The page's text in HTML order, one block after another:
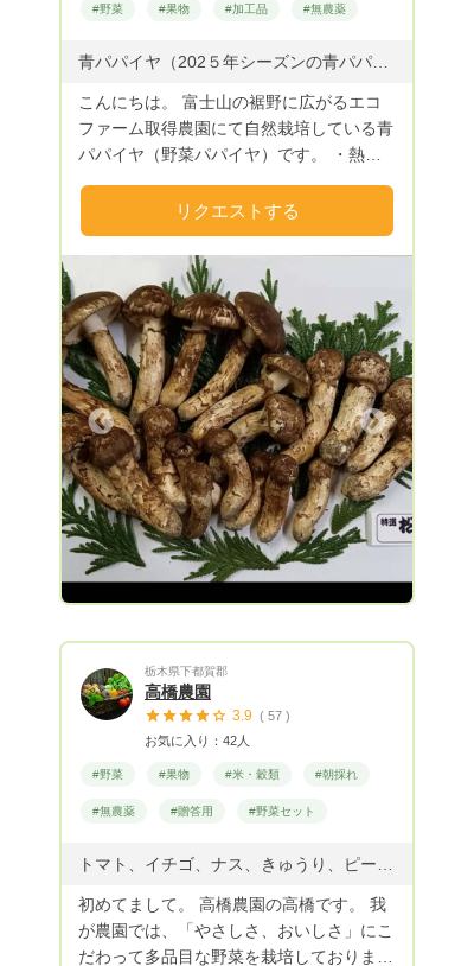
#野菜 #果物 #加工品 #無農薬
こんにちは。 富士山の裾野に広がるエコ
ファーム取得農園にて自然栽培している青
パパイヤ（野菜パパイヤ）です。 ・熱
培可能な国産パパイヤ ・エコファーム取
得農園による無農薬栽培 ・栄養価は一般
に南国で栽培されているパパイヤと同等
・個人消費者でも使い切り可能な大きさの
果実 以上が、私ども農園の青パパイヤの
特徴です。 実の大きさは8００g〜1200g
です。 パパイン酵素や抗酸化ポリフェノ
ールなど健康栄養素がいっぱい詰まった青
パパイヤをどうぞ！！ スーパーフードラ
ンキング1位です！
https://kyodonewsprwire.jp/release/20210
6116142 ＊＊＊２０２３年フェイジョア
の収穫が始まりました。 1１月より、ポリ
フェノール、ビタミン豊富で南米原産スー
パーフルーツと言われるフェイジョアもお
す👩🏻‍🌾🍋 お待たせいたしました！ パパ
イヤリーフ（葉）パウダーを販売開始いた
しました。（数量限定） ＜お得な、健康
ーフパウダー１パック ３,5００円（税
込・送料別）
リクエストする
Next
栃木県下都賀郡
高橋農園
3.9 ( 57 )
お気に入り：42人
#野菜 #果物 #米・穀類 #朝採れ
#無農薬 #贈答用 #野菜セット
初めてまして。 高橋農園の高橋です。 我
が農園では、「やさしさ、おいしさ」にこ
だわって多品目な野菜を栽培しておりま